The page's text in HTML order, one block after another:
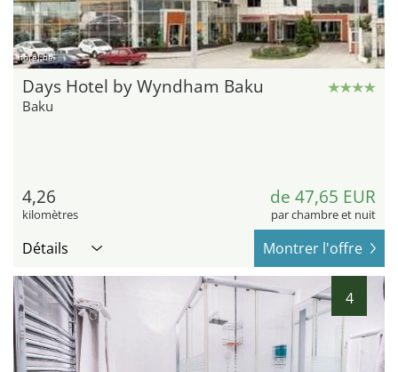
hotel.de
Days Hotel by Wyndham Baku
Baku
4,26
kilomètres
de 47,65 EUR
par chambre et nuit
Détails Montrer l'offre
4